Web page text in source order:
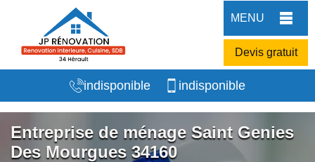
MENU
Devis gratuit
indisponible indisponible
Entreprise de ménage Saint Genies
Des Mourgues 34160